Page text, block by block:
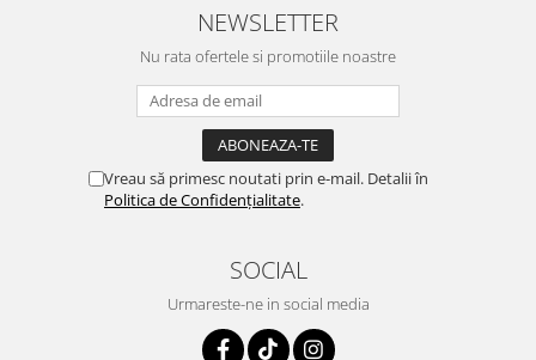
NEWSLETTER
Nu rata ofertele si promotiile noastre
Vreau să primesc noutati prin e-mail. Detalii în
Politica de Confidențialitate.
SOCIAL
Urmareste-ne in social media